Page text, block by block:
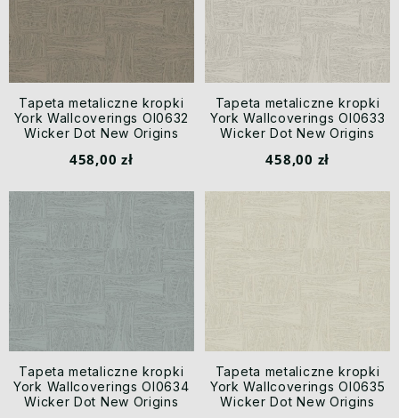
Tapeta metaliczne kropki
York Wallcoverings OI0632
Wicker Dot New Origins
458,00 zł
Tapeta metaliczne kropki
York Wallcoverings OI0633
Wicker Dot New Origins
458,00 zł
Tapeta metaliczne kropki
York Wallcoverings OI0634
Wicker Dot New Origins
Tapeta metaliczne kropki
York Wallcoverings OI0635
Wicker Dot New Origins